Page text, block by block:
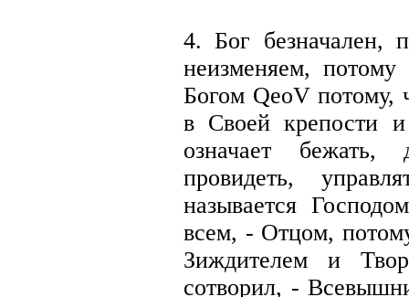
4. Бог безначален,
неизменяем, потому
Богом QeoV потому,
в Своей крепости
означает бежать,
провидеть,
называется
всем, - Отцом,
Зиждителем и
сотворил, -